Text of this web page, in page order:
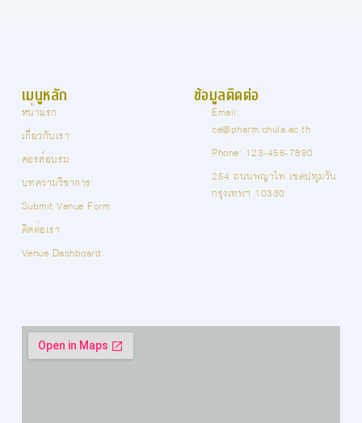
เมนูหลัก
หน้าแรก
เกี่ยวกับเรา
คอรส์อบรม
บทความวิชาการ
Submit Venue Form
ติดต่อเรา
Venue Dashboard
ข้อมูลติดต่อ
Email:
ce@pharm.chula.ac.th
Phone: 123-456-7890
254 ถนนพญาไท เขตปทุมวัน
กรุงเทพฯ 10330